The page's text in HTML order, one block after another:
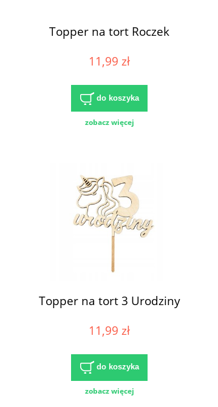
Topper na tort Roczek
11,99 zł
do koszyka
zobacz więcej
Topper na tort 3 Urodziny
11,99 zł
do koszyka
zobacz więcej